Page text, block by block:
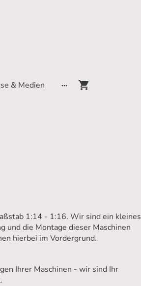
& Medien
1:14 - 1:16. Wir sind ein kleines
und die Montage dieser Maschinen
hierbei im Vordergrund.
Ihrer Maschinen - wir sind Ihr